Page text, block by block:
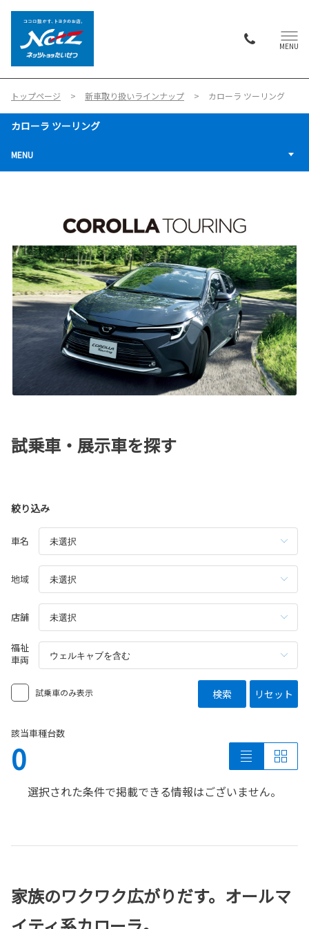
MENU
トップページ 新車取り扱いラインナップ カローラ ツーリング
カローラ ツーリング
MENU
試乗車・展示車を探す
絞り込み
車名
地域
店舗
福祉
車両
試乗車のみ表示 検索 リセット
該当車種台数
0
選択された条件で掲載できる情報はございません。
家族のワクワク広がりだす。オールマ